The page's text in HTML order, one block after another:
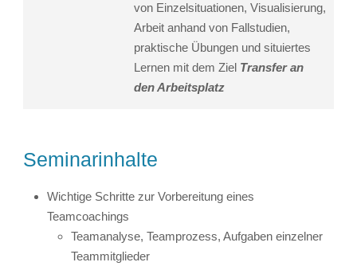
von Einzelsituationen, Visualisierung,
Arbeit anhand von Fallstudien,
praktische Übungen und situiertes
Lernen mit dem Ziel Transfer an
den Arbeitsplatz
Seminarinhalte
Wichtige Schritte zur Vorbereitung eines
Teamcoachings
Teamanalyse, Teamprozess, Aufgaben einzelner
Teammitglieder